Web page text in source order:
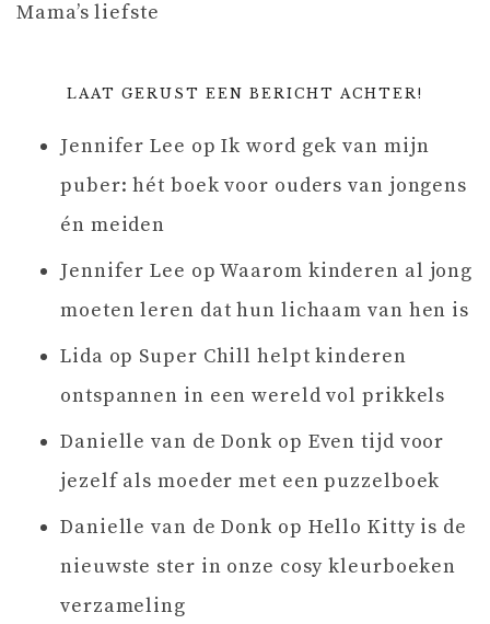
Mama’s liefste
LAAT GERUST EEN BERICHT ACHTER!
Jennifer Lee opIk word gek van mijn
puber: hét boek voor ouders van jongens
én meiden
Jennifer Lee opWaarom kinderen al jong
moeten leren dat hun lichaam van hen is
Lida op Super Chill helpt kinderen
ontspannen in een wereld vol prikkels
Danielle van de Donk op Even tijd voor
jezelf als moeder met een puzzelboek
Danielle van de Donk op Hello Kitty is de
nieuwste ster in onze cosy kleurboeken
verzameling